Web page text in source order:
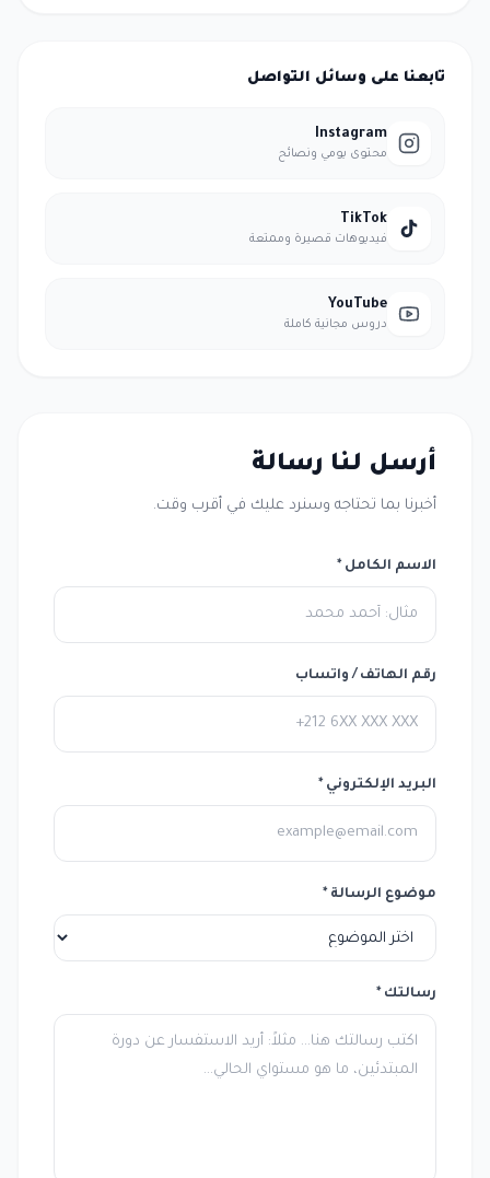
تابعنا على وسائل التواصل
Instagram
محتوى يومي ونصائح
TikTok
فيديوهات قصيرة وممتعة
YouTube
دروس مجانية كاملة
أرسل لنا رسالة
أخبرنا بما تحتاجه وسنرد عليك في أقرب وقت.
الاسم الكامل *
رقم الهاتف / واتساب
البريد الإلكتروني *
موضوع الرسالة *
رسالتك *